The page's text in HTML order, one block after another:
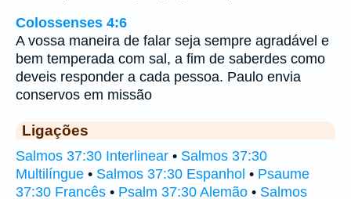
Colossenses 4:6
A vossa maneira de falar seja sempre agradável e
bem temperada com sal, a fim de saberdes como
deveis responder a cada pessoa. Paulo envia
conservos em missão
Ligações
Salmos 37:30 Interlinear • Salmos 37:30
Multilíngue • Salmos 37:30 Espanhol • Psaume
37:30 Francês • Psalm 37:30 Alemão • Salmos